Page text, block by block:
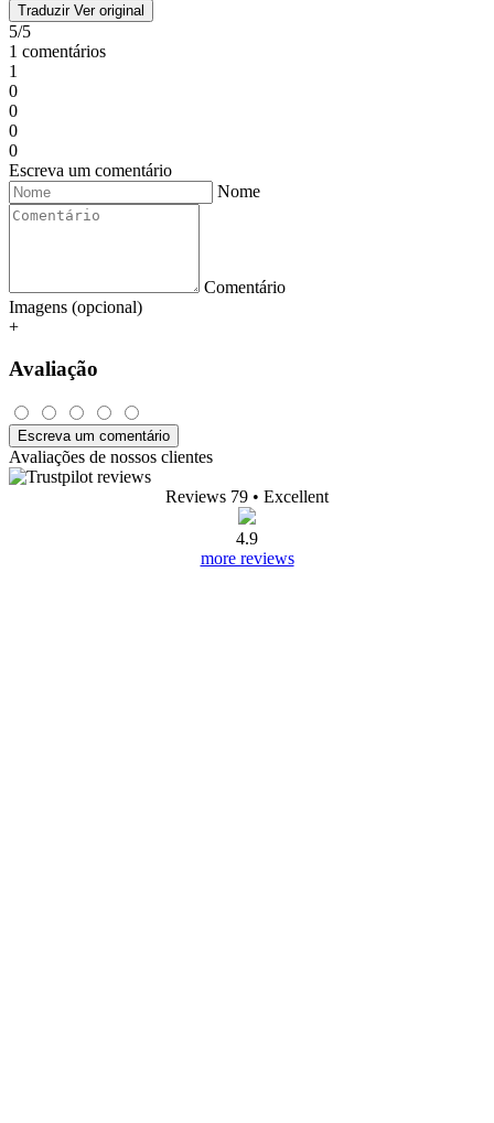
Traduzir Ver original
5/5
1 comentários
1
0
0
0
0
Escreva um comentário
Nome
Comentário
Imagens (opcional)
+
Avaliação
Escreva um comentário
Avaliações de nossos clientes
Reviews 79 • Excellent
4.9
more reviews